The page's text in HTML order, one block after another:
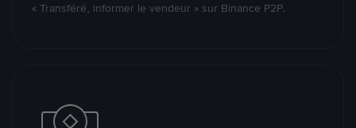
« Transféré, informer le vendeur » sur Binance P2P.